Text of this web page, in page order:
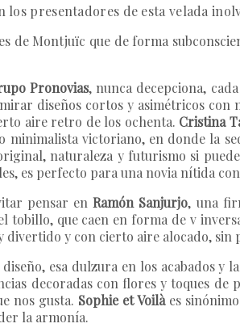
los presentadores de esta velada
de Montjuïc que de forma
Pronovias, nunca decepciona,
diseños cortos y asimétricos con
aire retro de los ochenta. Cristina
victoriano, en donde la
naturaleza y futurismo si
es perfecto para una novia nítida
pensar en Ramón Sanjurjo, una
tobillo, que caen en forma de v
y con cierto aire alocado,
esa dulzura en los acabados y
decoradas con flores y toques de
nos gusta. Sophie et Voilàes
la armonía.